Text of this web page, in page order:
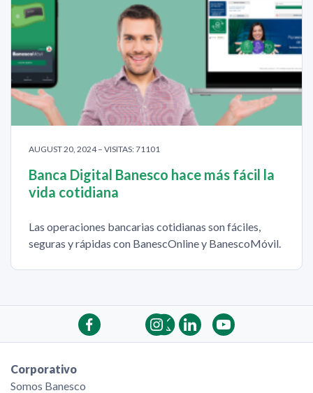
AUGUST 20, 2024 – VISITAS: 71101
Banca Digital Banesco hace más fácil la
vida cotidiana
Las operaciones bancarias cotidianas son fáciles,
seguras y rápidas con BanescOnline y BanescoMóvil.
Corporativo
Somos Banesco